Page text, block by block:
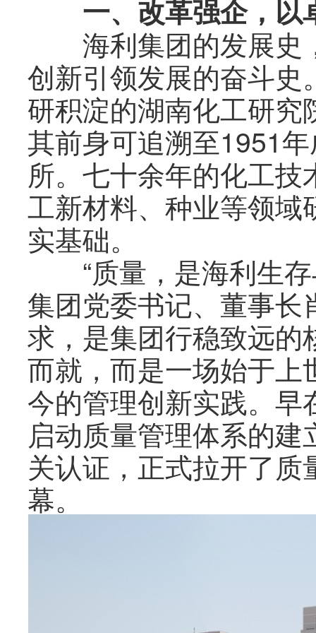
一、改革强企，以
海利集团的发展史
创新引领发展的奋斗
研积淀的湖南化工研
其前身可追溯至1951
所。七十余年的化工
工新材料、种业等领
实基础。
“质量，是海利生存
集团党委书记、董事
求，是集团行稳致远
而就，而是一场始于
今的管理创新实践。
启动质量管理体系的
关认证，正式拉开了
幕。